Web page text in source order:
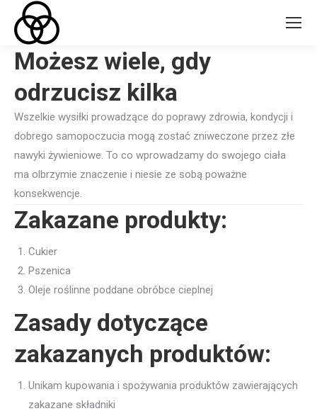
Możesz wiele, gdy
odrzucisz kilka
Wszelkie wysiłki prowadzące do poprawy zdrowia, kondycji i
dobrego samopoczucia mogą zostać zniweczone przez złe
nawyki żywieniowe. To co wprowadzamy do swojego ciała
ma olbrzymie znaczenie i niesie ze sobą poważne
konsekwencje.
Zakazane produkty:
Cukier
Pszenica
Oleje roślinne poddane obróbce cieplnej
Zasady dotyczące
zakazanych produktów:
Unikam kupowania i spożywania produktów zawierających
zakazane składniki